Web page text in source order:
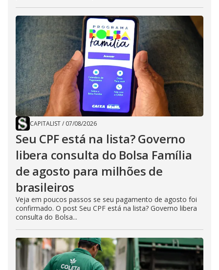
CAPITALIST/ 07/08/2026
Seu CPF está na lista? Governo
libera consulta do Bolsa Família
de agosto para milhões de
brasileiros
Veja em poucos passos se seu pagamento de agosto foi
confirmado. O post Seu CPF está na lista? Governo libera
consulta do Bolsa...